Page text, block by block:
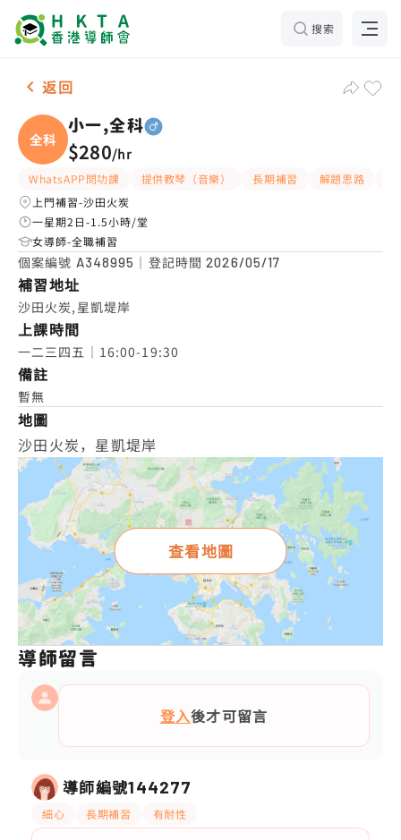
搜索
男-1名 小一,全科，沙田火炭 補習推介
返回
全科
小一,全科
$280/hr
WhatsAPP問功課 提供教琴（音樂） 長期補習 解題思路
上門補習-沙田火炭
一星期2日-1.5小時/堂
女導師-全職補習
個案編號 A348995 ｜登記時間2026/05/17
補習地址
沙田火炭,星凱堤岸
上課時間
一二三四五｜16:00-19:30
備註
暫無
地圖
沙田火炭，星凱堤岸
查看地圖
導師留言
登入後才可留言
導師編號144277
細心 長期補習 有耐性